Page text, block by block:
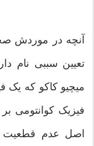
آنچه در موردش
تعیین سببی نام
میچیو کاکو که یک
فیزیک کوانتومی
اصل عدم قطعیت